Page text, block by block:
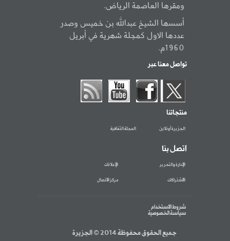
ومقرها العاصمة الرياض.
أسسها الشيخ عبدالله بن خميس وصدر
عددها الاول كمجلة شهرية في أبريل
1960م.
تواصل معنا عبر
منتجاتنا
الجزيرة أونلاين المجلة الثقافية
اتصل بنا
الإدارة والتحرير الإعلانات
الاشتراكات مركز الاتصال
شروط الاستخدام
سياسة الخصوصية
جميع الحقوق محفوظة 2014 © الجزيرة